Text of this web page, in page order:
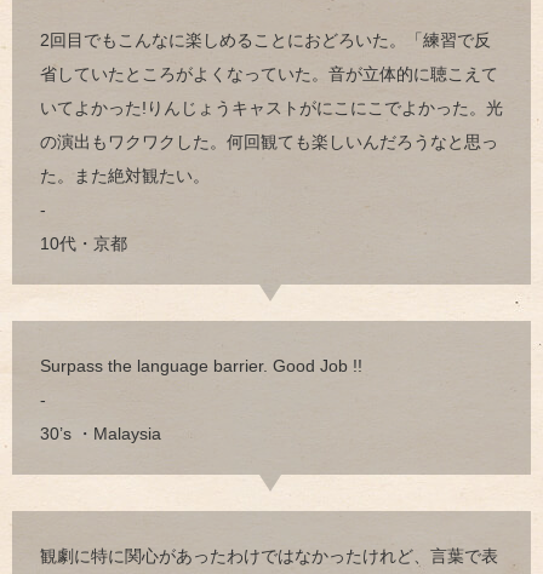
2回目でもこんなに楽しめることにおどろいた。「練習で反
省していたところがよくなっていた。音が立体的に聴こえて
いてよかった!りんじょうキャストがにこにこでよかった。光
の演出もワクワクした。何回観ても楽しいんだろうなと思っ
た。また絶対観たい。
-
10代・京都
Surpass the language barrier. Good Job !!
-
30’s ・Malaysia
観劇に特に関心があったわけではなかったけれど、言葉で表